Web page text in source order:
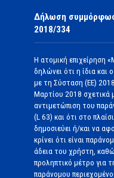
Δήλωση
2018/334
Η ατομική
δηλώνει ότι η ίδια
με τη Σύσταση (ΕΕ)
Μαρτίου 2018 σχετικά
αντιμετώπιση του
(L 63) και ότι στο
δημοσιεύει ή/και να
κρίνει ότι είναι
άδεια του χρήστη,
προληπτικό μέτρο για
παράνομου